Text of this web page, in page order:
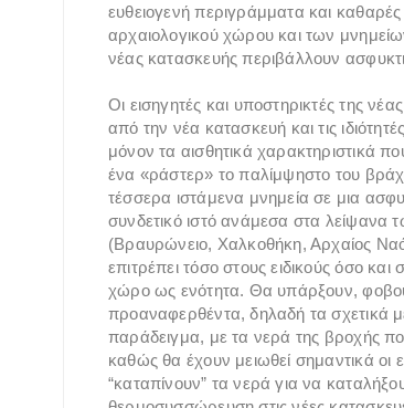
ευθειογενή περιγράμματα και
αρχαιολογικού χώρου και των
νέας κατασκευής περιβάλλουν
Οι εισηγητές και υποστηρικτές της
από την νέα κατασκευή και τις
μόνον τα αισθητικά χαρακτηριστικά
ένα «ράστερ» το παλίμψηστο του
τέσσερα ιστάμενα μνημεία σε μια
συνδετικό ιστό ανάμεσα στα λείψανα
(Βραυρώνειο, Χαλκοθήκη, Αρχαίος
επιτρέπει τόσο στους ειδικούς όσο
χώρο ως ενότητα. Θα υπάρξουν,
προαναφερθέντα, δηλαδή τα σχετικά
παράδειγμα, με τα νερά της βροχής
καθώς θα έχουν μειωθεί σημαντικά οι
“καταπίνουν” τα νερά για να